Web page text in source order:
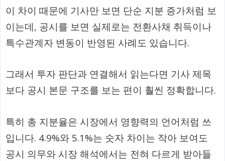
이 차이 때문에 기사만 보면 단순 지분 증가처럼 보
이는데, 공시를 보면 실제로는 전환사채 취득이나
특수관계자 변동이 반영된 사례도 있습니다.
그래서 투자 판단과 연결해서 읽는다면 기사 제목
보다 공시 본문 구조를 보는 편이 훨씬 정확합니다.
특히 총 지분율은 시장에서 영향력의 언어처럼 쓰
입니다. 4.9%와 5.1%는 숫자 차이는 작아 보여도
공시 의무와 시장 해석에서는 전혀 다르게 받아들